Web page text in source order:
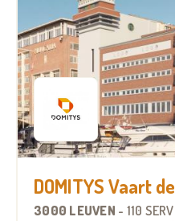
DOMITYS Vaart
3000 LEUVEN - 110